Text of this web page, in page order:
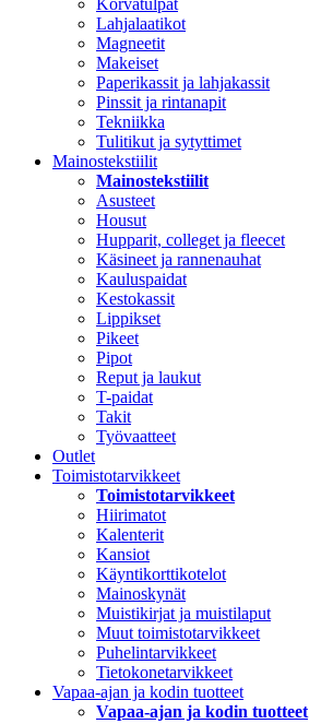
Korvatulpat
Lahjalaatikot
Magneetit
Makeiset
Paperikassit ja lahjakassit
Pinssit ja rintanapit
Tekniikka
Tulitikut ja sytyttimet
Mainostekstiilit
Mainostekstiilit
Asusteet
Housut
Hupparit, colleget ja fleecet
Käsineet ja rannenauhat
Kauluspaidat
Kestokassit
Lippikset
Pikeet
Pipot
Reput ja laukut
T-paidat
Takit
Työvaatteet
Outlet
Toimistotarvikkeet
Toimistotarvikkeet
Hiirimatot
Kalenterit
Kansiot
Käyntikorttikotelot
Mainoskynät
Muistikirjat ja muistilaput
Muut toimistotarvikkeet
Puhelintarvikkeet
Tietokonetarvikkeet
Vapaa-ajan ja kodin tuotteet
Vapaa-ajan ja kodin tuotteet